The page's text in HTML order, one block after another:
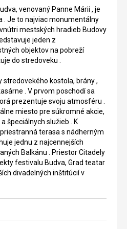
venovaný Panne Márii , je
. Je to najviac monumentálny
mestských hradieb Budovy
jeden z
objektov na pobreží
do stredoveku .
stredovekého kostola, brány ,
. V prvom poschodí sa
prezentuje svoju atmosféru .
miesto pre súkromné ​​akcie,
špeciálnych služieb . K
terasa s nádherným
jednu z najcennejších
Balkánu . Priestor Citadely
festivalu Budva, Grad teatar
divadelných inštitúcií v